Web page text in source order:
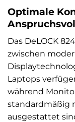
Optimale
Das DeLOCK
zwischen
Laptops
während
standardmäßig
ausgestattet